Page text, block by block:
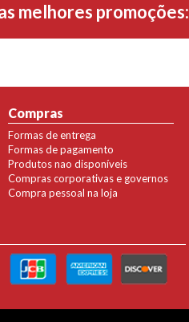
melhores promoções:
Compras
Formas de entrega
Formas de pagamento
Produtos nao disponíveis
Compras corporativas e governos
Compra pessoal na loja